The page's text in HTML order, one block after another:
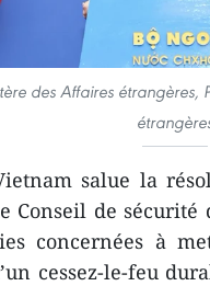
des Affaires étrangères,
salue la
Conseil de
concernées à
cessez-le-feu